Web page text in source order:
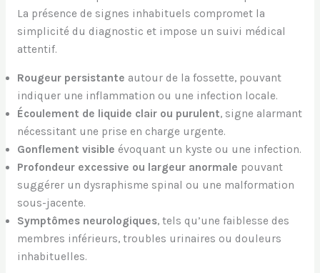
La présence de signes inhabituels compromet la
simplicité du diagnostic et impose un suivi médical
attentif.
Rougeur persistante autour de la fossette, pouvant
indiquer une inflammation ou une infection locale.
Écoulement de liquide clair ou purulent, signe alarmant
nécessitant une prise en charge urgente.
Gonflement visible évoquant un kyste ou une infection.
Profondeur excessive ou largeur anormale pouvant
suggérer un dysraphisme spinal ou une malformation
sous-jacente.
Symptômes neurologiques, tels qu’une faiblesse des
membres inférieurs, troubles urinaires ou douleurs
inhabituelles.